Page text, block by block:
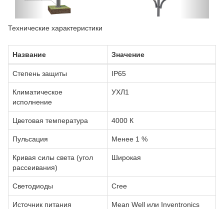
Технические характеристики
Название Значение
Степень защиты IP65
Климатическое
исполнение
УХЛ1
Цветовая температура 4000 К
Пульсация Менее 1 %
Кривая силы света (угол
рассеивания)
Широкая
Светодиоды Сree
Источник питания Mean Well или Inventronics